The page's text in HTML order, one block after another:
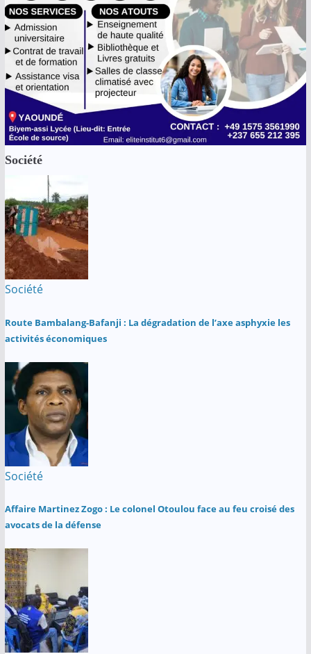
Société
Société
Route Bambalang-Bafanji : La dégradation de l’axe asphyxie les
activités économiques
Société
Affaire Martinez Zogo : Le colonel Otoulou face au feu croisé des
avocats de la défense